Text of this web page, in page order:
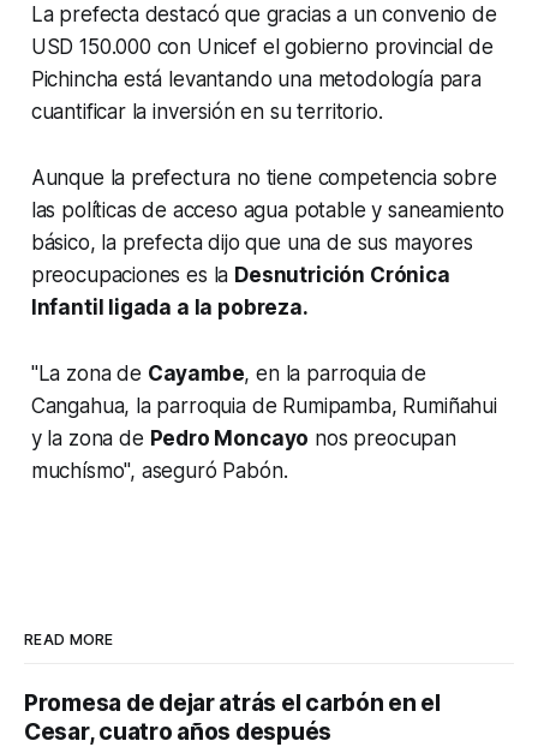
La prefecta destacó que gracias a un convenio de
USD 150.000 con Unicef el gobierno provincial de
Pichincha está levantando una metodología para
cuantificar la inversión en su territorio.
Aunque la prefectura no tiene competencia sobre
las políticas de acceso agua potable y saneamiento
básico, la prefecta dijo que una de sus mayores
preocupaciones es la Desnutrición Crónica
Infantil ligada a la pobreza.
"La zona de Cayambe, en la parroquia de
Cangahua, la parroquia de Rumipamba, Rumiñahui
y la zona de Pedro Moncayo nos preocupan
muchísmo", aseguró Pabón.
READ MORE
Promesa de dejar atrás el carbón en el
Cesar, cuatro años después